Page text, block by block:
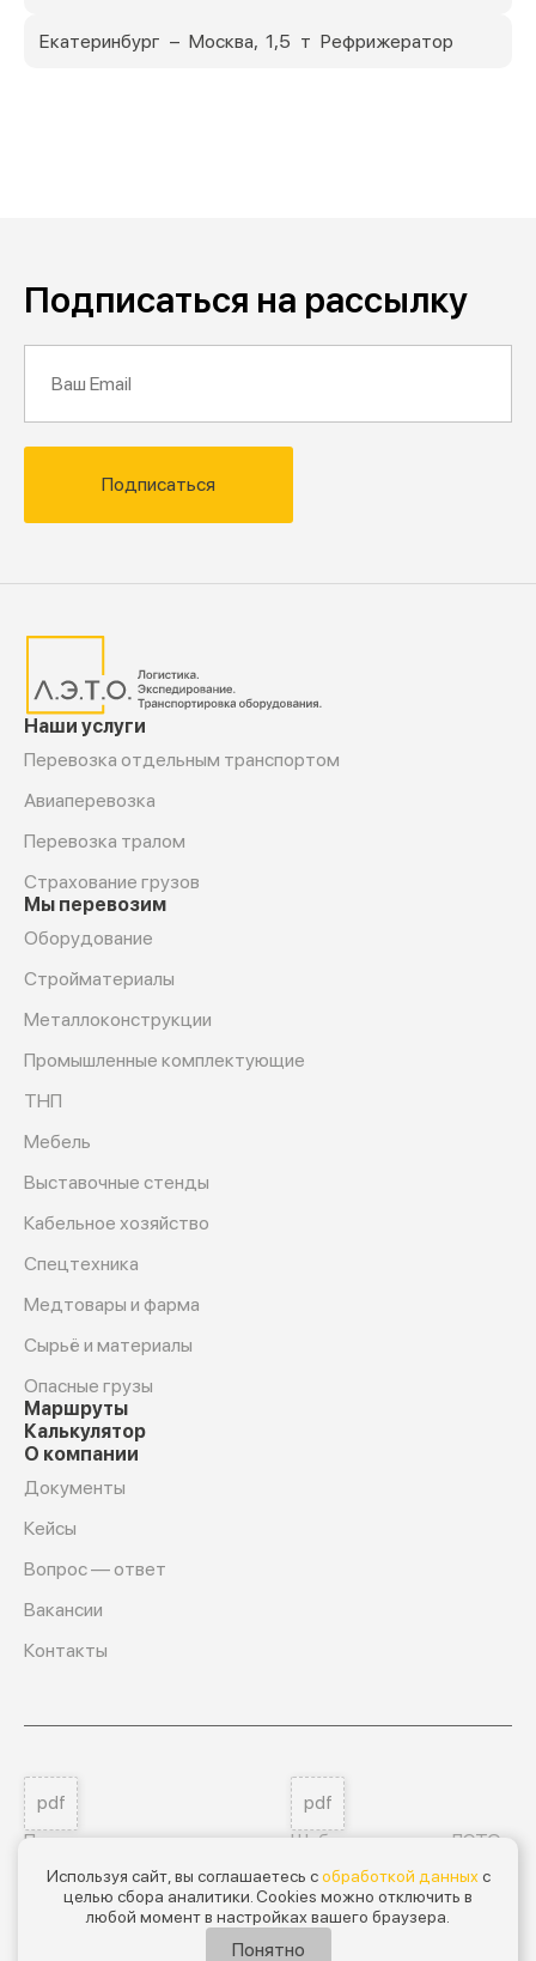
Екатеринбург – Москва, 1,5 т Рефрижератор
Подписаться на рассылку
Подписаться
Наши услуги
Перевозка отдельным транспортом
Авиаперевозка
Перевозка тралом
Страхование грузов
Мы перевозим
Оборудование
Cтройматериалы
Металлоконструкции
Промышленные комплектующие
ТНП
Мебель
Выставочные стенды
Кабельное хозяйство
Спецтехника
Медтовары и фарма
Сырьё и материалы
Опасные грузы
Маршруты
Калькулятор
О компании
Документы
Кейсы
Вопрос — ответ
Вакансии
Контакты
Мы на ГосЛог
GL-B044-00112-00/00032233
pdf
Пользовательское соглашение
pdf
Шаблон договора ЛЭТО
Используя сайт, вы соглашаетесь собработкой данныхс
целью сбора аналитики. Cookies можно отключить в
любой момент в настройках вашего браузера.
Понятно